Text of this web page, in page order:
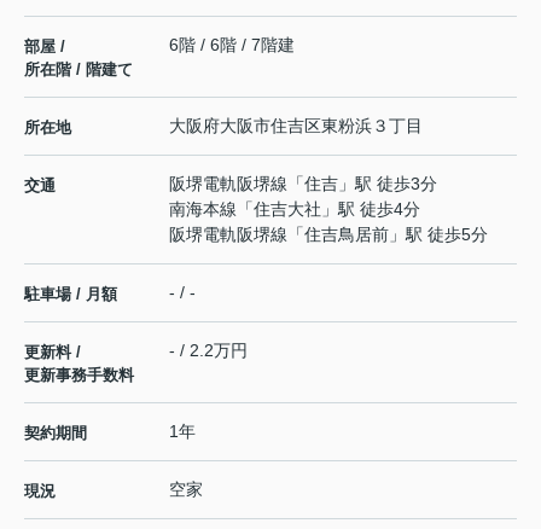
部屋 /
所在階 / 階建て
6階 / 6階 / 7階建
所在地 大阪府大阪市住吉区東粉浜３丁目
交通 阪堺電軌阪堺線 「住吉 」駅 徒歩3分
南海本線 「住吉大社 」駅 徒歩4分
阪堺電軌阪堺線 「住吉鳥居前 」駅 徒歩5分
駐車場 / 月額 - / -
更新料 /
更新事務手数料
- / 2.2万円
契約期間 1年
現況 空家